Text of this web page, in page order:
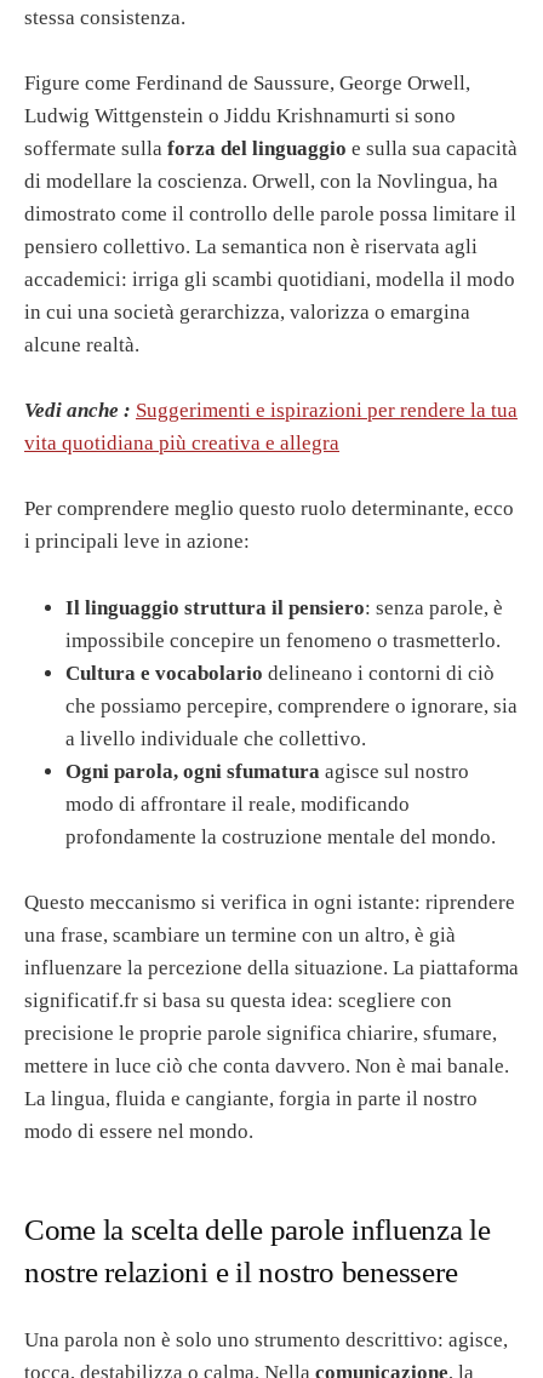
stessa consistenza.
Figure come Ferdinand de Saussure, George Orwell,
Ludwig Wittgenstein o Jiddu Krishnamurti si sono
soffermate sulla forza del linguaggio e sulla sua capacità
di modellare la coscienza. Orwell, con la Novlingua, ha
dimostrato come il controllo delle parole possa limitare il
pensiero collettivo. La semantica non è riservata agli
accademici: irriga gli scambi quotidiani, modella il modo
in cui una società gerarchizza, valorizza o emargina
alcune realtà.
Vedi anche : Suggerimenti e ispirazioni per rendere la tua
vita quotidiana più creativa e allegra
Per comprendere meglio questo ruolo determinante, ecco
i principali leve in azione:
Il linguaggio struttura il pensiero: senza parole, è
impossibile concepire un fenomeno o trasmetterlo.
Cultura e vocabolario delineano i contorni di ciò
che possiamo percepire, comprendere o ignorare, sia
a livello individuale che collettivo.
Ogni parola, ogni sfumatura agisce sul nostro
modo di affrontare il reale, modificando
profondamente la costruzione mentale del mondo.
Questo meccanismo si verifica in ogni istante: riprendere
una frase, scambiare un termine con un altro, è già
influenzare la percezione della situazione. La piattaforma
significatif.fr si basa su questa idea: scegliere con
precisione le proprie parole significa chiarire, sfumare,
mettere in luce ciò che conta davvero. Non è mai banale.
La lingua, fluida e cangiante, forgia in parte il nostro
modo di essere nel mondo.
Come la scelta delle parole influenza le
nostre relazioni e il nostro benessere
Una parola non è solo uno strumento descrittivo: agisce,
tocca, destabilizza o calma. Nella comunicazione, la